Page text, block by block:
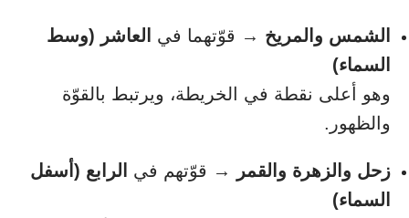
الشمس والمريخ → قوّتهما في
العاشر (وسط
السماء)
وهو أعلى نقطة في الخريطة، ويرتبط بالقوّة
والظهور.
زحل والزهرة والقمر → قوّتهم في
الرابع (أسفل
السماء)